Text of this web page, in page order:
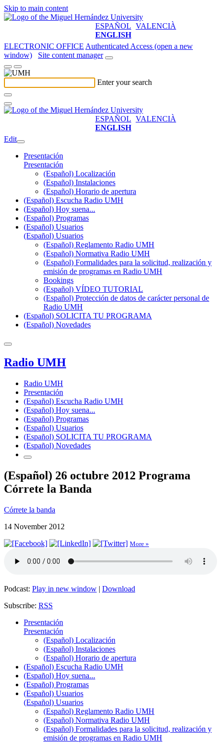
Skip to main content
ESPAÑOL VALENCIÀ
ENGLISH
ELECTRONIC OFFICE Authenticated Access (open a new
window)
Site content manager
Enter your search
ESPAÑOL VALENCIÀ
ENGLISH
Edit
Presentación
Presentación
(Español) Localización
(Español) Instalaciones
(Español) Horario de apertura
(Español) Escucha Radio UMH
(Español) Hoy suena...
(Español) Programas
(Español) Usuarios
(Español) Usuarios
(Español) Reglamento Radio UMH
(Español) Normativa Radio UMH
(Español) Formalidades para la solicitud, realización y
emisión de programas en Radio UMH
Bookings
(Español) VÍDEO TUTORIAL
(Español) Protección de datos de carácter personal de
Radio UMH
(Español) SOLICITA TU PROGRAMA
(Español) Novedades
Radio UMH
Radio UMH
Presentación
(Español) Escucha Radio UMH
(Español) Hoy suena...
(Español) Programas
(Español) Usuarios
(Español) SOLICITA TU PROGRAMA
(Español) Novedades
(Español) 26 octubre 2012 Programa
Córrete la Banda
Córrete la banda
14 November 2012
More »
Podcast: Play in new window | Download
Subscribe: RSS
Presentación
Presentación
(Español) Localización
(Español) Instalaciones
(Español) Horario de apertura
(Español) Escucha Radio UMH
(Español) Hoy suena...
(Español) Programas
(Español) Usuarios
(Español) Usuarios
(Español) Reglamento Radio UMH
(Español) Normativa Radio UMH
(Español) Formalidades para la solicitud, realización y
emisión de programas en Radio UMH